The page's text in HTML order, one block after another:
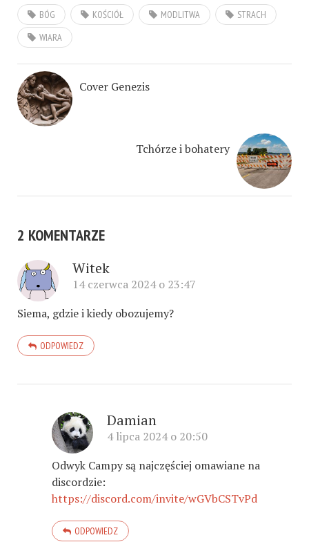
BÓG KOŚCIÓŁ MODLITWA
STRACH
WIARA
Cover Genezis
Tchórze i bohatery
2 KOMENTARZE
Witek
14 czerwca 2024 o 23:47
Siema, gdzie i kiedy obozujemy?
ODPOWIEDZ
Damian
4 lipca 2024 o 20:50
Odwyk Campy są najczęściej omawiane na
discordzie:
https://discord.com/invite/wGVbCSTvPd
ODPOWIEDZ